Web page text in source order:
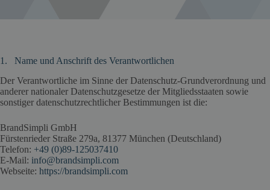
1. Name und Anschrift des Verantwortlichen
Der Verantwortliche im Sinne der Datenschutz-Grundverordnung und
anderer nationaler Datenschutzgesetze der Mitgliedsstaaten sowie
sonstiger datenschutzrechtlicher Bestimmungen ist die:
BrandSimpli GmbH
Fürstenrieder Straße 279a, 81377 München (Deutschland)
Telefon: +49 (0)89-125037410
E-Mail: info@brandsimpli.com
Webseite: https://brandsimpli.com